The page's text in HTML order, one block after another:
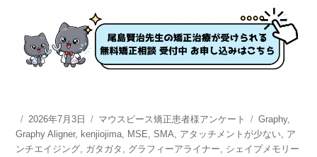
投
稿
日:
2026年7月3日
カ
テ
ゴ
マウスピース矯正患者様アンケート
タ
グ
Graphy,
Graphy Aligner, kenjiojima MSE ,SMA アタッチメントが少ない ア
ンチエイジング ガタガタ グラフィーアライナー
シェイプメモリー